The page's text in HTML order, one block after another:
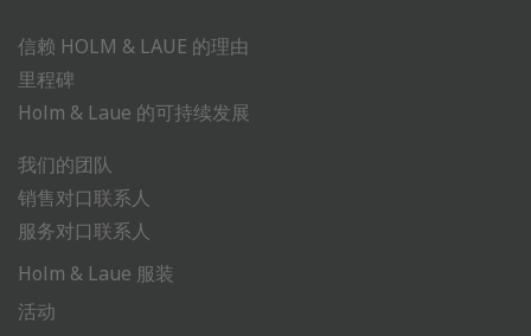
信赖 HOLM & LAUE 的理由
里程碑
Holm & Laue 的可持续发展
我们的团队
销售对口联系人
服务对口联系人
Holm & Laue 服装
活动